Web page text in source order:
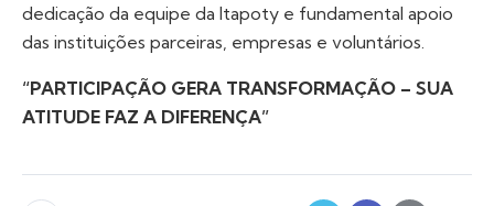
dedicação da equipe da Itapoty e fundamental apoio
das instituições parceiras, empresas e voluntários.
“PARTICIPAÇÃO GERA TRANSFORMAÇÃO – SUA
ATITUDE FAZ A DIFERENÇA”